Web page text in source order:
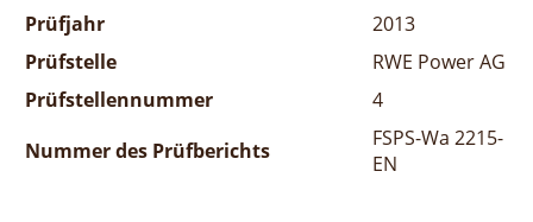
Prüfjahr
2013
Prüfstelle
RWE Power AG
Prüfstellennummer
4
Nummer des Prüfberichts
FSPS-Wa 2215-
EN